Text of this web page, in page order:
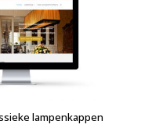
lampenkappen